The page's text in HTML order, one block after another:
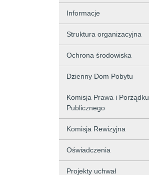
Informacje
Struktura organizacyjna
Ochrona środowiska
Dzienny Dom Pobytu
Komisja Prawa i Porządku
Publicznego
Komisja Rewizyjna
Oświadczenia
Projekty uchwał